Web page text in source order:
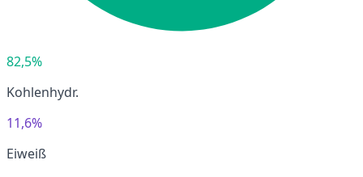
82,5%
Kohlenhydr.
11,6%
Eiweiß